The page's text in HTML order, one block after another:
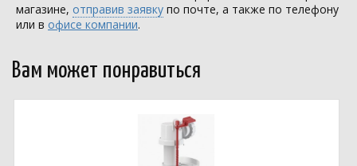
магазине, отправив заявку по почте, а также по телефону
или в офисе компании.
Вам может понравиться